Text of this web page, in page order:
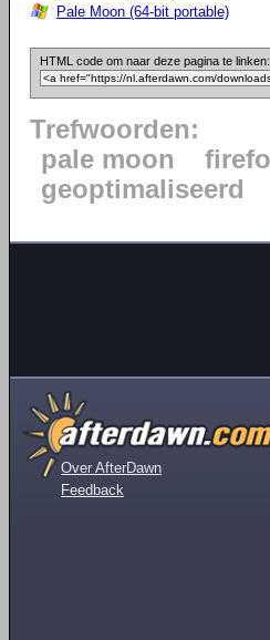
Pale Moon (64-bit portable)
HTML code om naar deze pagina te linken:
Trefwoorden:
pale moon
geoptimaliseerd
Over AfterDawn
Feedback